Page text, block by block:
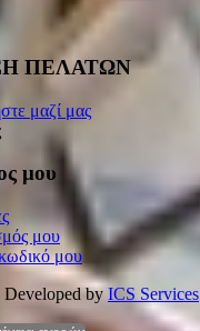
ΠΕΛΑΤΩΝ
μαζί μας
μου
μου
μου
Developed byICS Services